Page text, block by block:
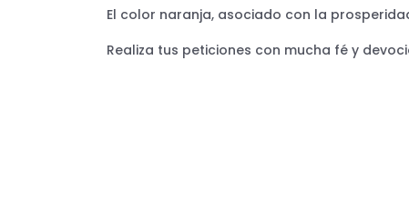
El color naranja, asociado con la
Realiza tus peticiones con mucha fé y